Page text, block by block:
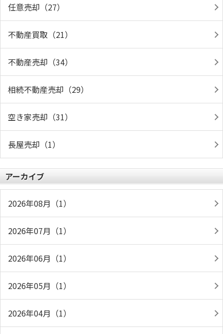
任意売却（27）
不動産買取（21）
不動産売却（34）
相続不動産売却（29）
空き家売却（31）
長屋売却（1）
アーカイブ
2026年08月（1）
2026年07月（1）
2026年06月（1）
2026年05月（1）
2026年04月（1）